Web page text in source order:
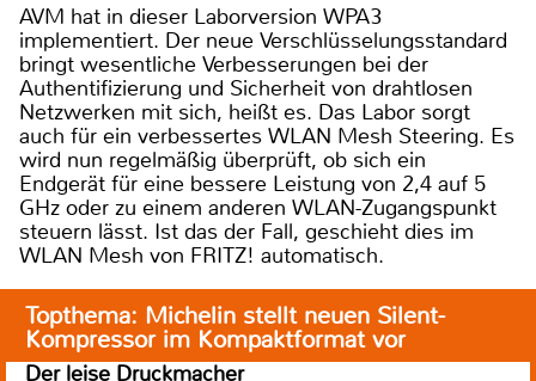
AVM hat in dieser Laborversion WPA3
implementiert. Der neue Verschlüsselungsstandard
bringt wesentliche Verbesserungen bei der
Authentifizierung und Sicherheit von drahtlosen
Netzwerken mit sich, heißt es. Das Labor sorgt
auch für ein verbessertes WLAN Mesh Steering. Es
wird nun regelmäßig überprüft, ob sich ein
Endgerät für eine bessere Leistung von 2,4 auf 5
GHz oder zu einem anderen WLAN-Zugangspunkt
steuern lässt. Ist das der Fall, geschieht dies im
WLAN Mesh von FRITZ! automatisch.
Topthema: Michelin stellt neuen Silent-
Kompressor im Kompaktformat vor
Der leise Druckmacher